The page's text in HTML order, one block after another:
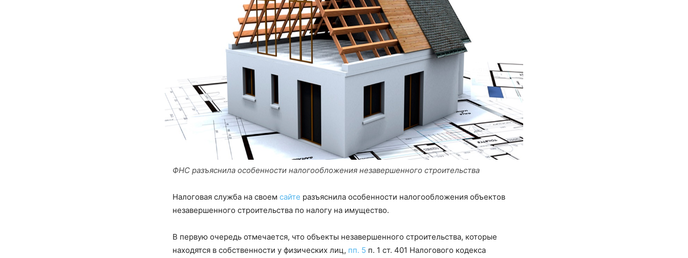
ФНС разъяснила особенности налогообложения незавершенного строительства
Налоговая служба на своем сайте разъяснила особенности налогообложения объектов
незавершенного строительства по налогу на имущество.
В первую очередь отмечается, что объекты незавершенного строительства, которые
находятся в собственности у физических лиц, пп. 5 п. 1 ст. 401 Налогового кодекса